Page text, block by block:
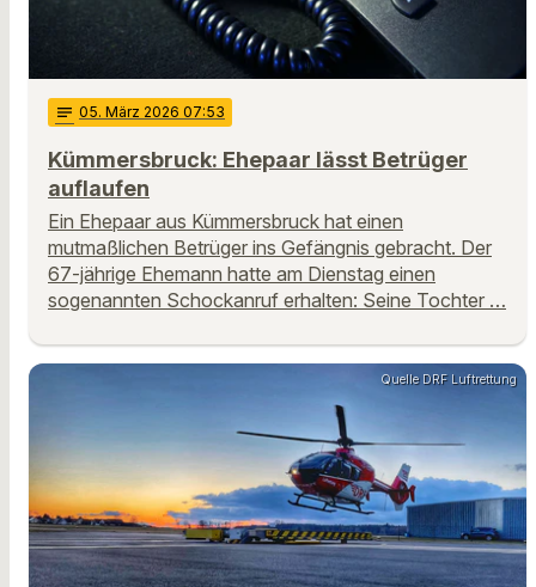
notes 05. März 2026 07:53
Kümmersbruck: Ehepaar lässt Betrüger
auflaufen
Ein Ehepaar aus Kümmersbruck hat einen
mutmaßlichen Betrüger ins Gefängnis gebracht. Der
67-jährige Ehemann hatte am Dienstag einen
sogenannten Schockanruf erhalten: Seine Tochter …
Quelle DRF Luftrettung